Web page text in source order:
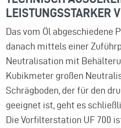
LEISTUNGSSTARKER
Das vom Öl abgeschiedene
danach mittels einer
Neutralisation mit
Kubikmeter großen
Schrägboden, der für den
geeignet ist, geht es
Die Vorfilterstation UF 700